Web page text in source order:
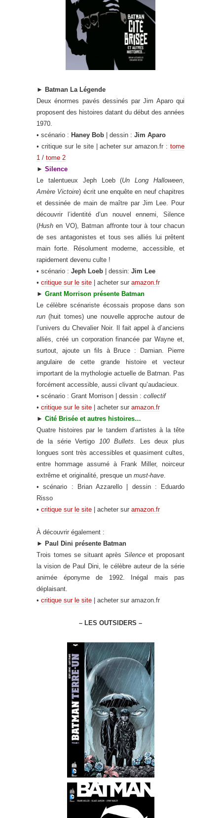
► Batman La Légende
Deux énormes pavés dessinés par Jim Aparo qui
proposent des histoires datant du début des années
1970.
• scénario : Haney Bob | dessin : Jim Aparo
• critique sur le site | acheter sur amazon.fr :tome
1 / tome 2
► Silence
Le talentueux Jeph Loeb (Un Long Halloween,
Amère Victoire) écrit une enquête en neuf chapitres
et dessinée de main de maître par Jim Lee. Pour
découvrir l’identité d’un nouvel ennemi, Silence
(Hush en VO), Batman affronte tour à tour chacun
de ses antagonistes et tous ses alliés lui prêtent
main forte. Résolument moderne, accessible, et
rapidement devenu culte !
• scénario : Jeph Loeb | dessin: Jim Lee
• critique sur le site | acheter sur amazon.fr
► Grant Morrison présente Batman
Le célèbre scénariste écossais propose dans son
run (huit tomes) une nouvelle approche autour de
l’univers du Chevalier Noir. Il fait appel à d’anciens
alliés, créé un corporation financée par Wayne et,
surtout, ajoute un fils à Bruce : Damian. Pierre
angulaire de cette grande histoire et vecteur
important de la mythologie actuelle de Batman. Pas
forcément accessible, aussi clivant qu’audacieux.
• scénario : Grant Morrison | dessin : collectif
• critique sur le site | acheter sur amazon.fr
► Cité Brisée et autres histoires…
Quatre histoires par le tandem d’artistes à la tête
de la série Vertigo 100 Bullets. Les deux plus
longues sont très accessibles et quasiment cultes,
entre hommage assumé à Frank Miller, noirceur
extrême et originalité, presque un must-have.
• scénario : Brian Azzarello | dessin : Eduardo
Risso
• critique sur le site | acheter sur amazon.fr
À découvrir également :
► Paul Dini présente Batman
Trois tomes se situant après Silenceet proposant
la vision de Paul Dini, le célèbre auteur de la série
animée éponyme de 1992. Inégal mais pas
déplaisant.
• critique sur le site | acheter sur amazon.fr
– LES OUTSIDERS –